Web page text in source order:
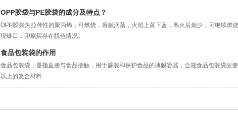
OPP胶袋与PE胶袋的成分及特点？
OPP胶袋为拉伸性的聚丙烯，可燃烧，熔融滴落，火焰上黄下蓝，离火后烟少，可继续燃
现爆口，印刷层存在脱色情况。
食品包装袋的作用
食品包装袋，是指直接与食品接触，用于盛装和保护食品的薄膜容器，合规食品包装袋应
以上的复合材料
包装袋。食品包装袋按其应用的范围可分为：普通食品包装袋、真空食品包装袋、